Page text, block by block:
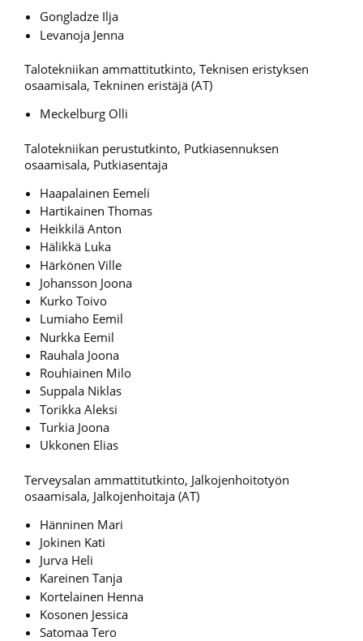
Gongladze Ilja
Levanoja Jenna
Talotekniikan ammattitutkinto, Teknisen eristyksen
osaamisala, Tekninen eristäjä (AT)
Meckelburg Olli
Talotekniikan perustutkinto, Putkiasennuksen
osaamisala, Putkiasentaja
Haapalainen Eemeli
Hartikainen Thomas
Heikkilä Anton
Hälikkä Luka
Härkönen Ville
Johansson Joona
Kurko Toivo
Lumiaho Eemil
Nurkka Eemil
Rauhala Joona
Rouhiainen Milo
Suppala Niklas
Torikka Aleksi
Turkia Joona
Ukkonen Elias
Terveysalan ammattitutkinto, Jalkojenhoitotyön
osaamisala, Jalkojenhoitaja (AT)
Hänninen Mari
Jokinen Kati
Jurva Heli
Kareinen Tanja
Kortelainen Henna
Kosonen Jessica
Satomaa Tero